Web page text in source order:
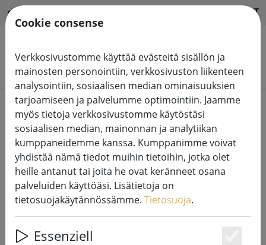
FI HILFE & SUPPORT
Hae tuotteita
Home
Fairy lights -järjestelmät
230V LED Tech-Line-järjestelmän valoketjut
Sirius Tech-Line satuvalojen jatko
230V 5 m musta
Cookie consense
Verkkosivustomme käyttää evästeitä sisällön ja
mainosten personointiin, verkkosivuston liikenteen
analysointiin, sosiaalisen median ominaisuuksien
tarjoamiseen ja palvelumme optimointiin. Jaamme
myös tietoja verkkosivustomme käytöstäsi
sosiaalisen median, mainonnan ja analytiikan
kumppaneidemme kanssa. Kumppanimme voivat
yhdistää nämä tiedot muihin tietoihin, jotka olet
heille antanut tai joita he ovat keränneet osana
palveluiden käyttöäsi. Lisätietoja on
tietosuojakäytännössämme. Tietosuoja.
Essenziell